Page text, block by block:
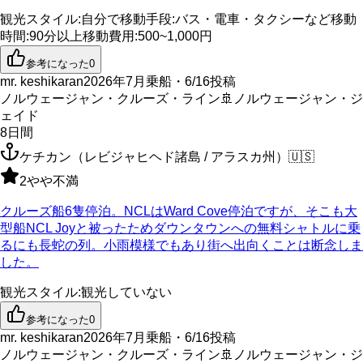
観光スタイル:自分で移動手段:バス・電車・タクシーなど移動
時間:90分以上移動費用 :500~1,000円
参考になった0
mr. keshikaran2026年7月乗船・6/16投稿
ノルウェージャン・クルーズ・ライン 🚢 ノルウェージャン・ジ
ェイド
8日間
ケチカン（レビジャヒヘド諸島 / アラスカ州） 🇺🇸
2やや不満
クルーズ船6隻停泊。NCLはWard Cove停泊ですが、そこも大
型船NCL Joyと被ったためダウンタウンへの無料シャトルに乗
るにも長蛇の列。小雨模様でもあり街へ出向くことは断念しま
した。
観光スタイル:観光していない
参考になった0
mr. keshikaran2026年7月乗船・6/16投稿
ノルウェージャン・クルーズ・ライン 🚢 ノルウェージャン・ジ